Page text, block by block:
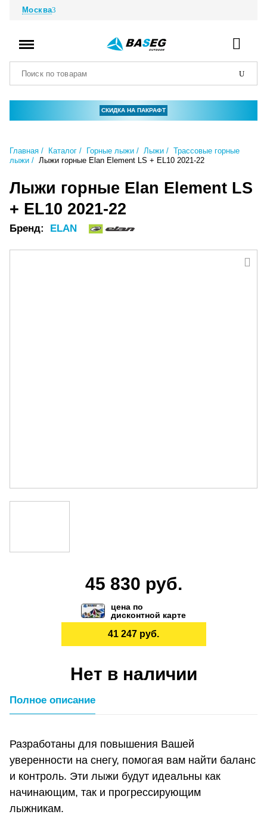
Москва
СКИДКА НА ПАКРАФТ
Главная Каталог Горные лыжи Лыжи
Трассовые горные
лыжи
Лыжи горные Elan Element LS + EL10 2021-22
Лыжи горные Elan Element LS
+ EL10 2021-22
Бренд: ELAN
45 830 руб.
цена по
дисконтной карте
41 247 руб.
Нет в наличии
Полное описание
Разработаны для повышения Вашей
уверенности на снегу, помогая вам найти баланс
и контроль. Эти лыжи будут идеальны как
начинающим, так и прогрессирующим
лыжникам.